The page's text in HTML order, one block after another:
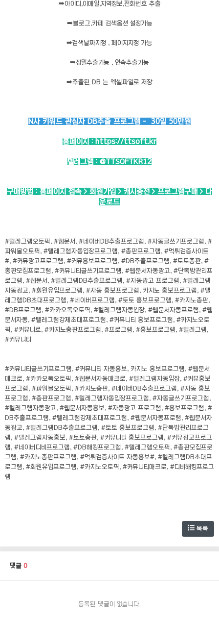
➡️아이디,이메일,지역정보,전화번호 추출
➡️블로그,카페 검색옵션 설정가능
➡️검색날짜지정 , 페이지지정 가능
➡️정밀추출기능 , 연속추출기능
➡️추출된 DB 는 엑셀파일로 저장
N사 키워드 관심자 DB추출 프로그램 - 30일 50만원
홈페이지 : https://ttsoft.kr
텔레그램 : @TTSOFTKR12
구매방법 : 홈페이지 접속 > 회원가입 > 캐시충전 > 프로그램구매 > 다
운로드
#텔레그램오토픽, #웹문서, #네이버DB추출프로그램, #자동글쓰기프로그램, #
파워볼오토픽, #텔레그램자동입장프로그램, #총판프로그램, #먹튀검증사이트
#, #커뮤광고프로그램, #커뮤홍보프로그램, #DB추출프로그램, #토토총판, #
총판모집프로그램, #커뮤니티글쓰기프로그램, #웹문서자동광고, #단톡방관리프
로그램, #웹문서, #텔레그램DB추출프로그램, #자동광고 프로그램, #텔레그램
자동광고, #회원유입프로그램, #자동 홍보프로그램, 카지노 홍보프로그램, #텔
레그램DB초대프로그램, #네이버프로그램, #토토 홍보프로그램, #카지노총판,
#DB프로그램, #카카오톡오토픽, #텔레그램자동입장, #웹문서자동프로램, #웹
문서자동, #텔레그램강제초대프로그램, #커뮤니티 홍보프로그램, #카지노오토
픽, #커뮤니로, #카지노총판프로그램, #프로그램, #홍보프로그램, #텔레그램,
#커뮤니티
#커뮤니티글쓰기프로그램, #커뮤니티 자동홍보, 카지노 홍보프로그램, #웹문서
매크로, #카카오톡오토픽, #웹문서자동매크로, #텔레그램자동입장, #커뮤홍보
프로그램, #파워볼오토픽, #카지노총판, #네이버DB추출프로그램, #자동 홍보
프로그램, #총판프로그램, #텔레그램자동입장프로그램, #자동글쓰기프로그램,
#텔레그램자동광고, #웹문서자동홍보, #자동광고 프로그램, #홍보프로그램, #
DB추출프로그램, #텔레그램강제초대프로그램, #웹문서자동프로램, #웹문서자
동광고, #텔레그램DB추출프로그램, #토토 홍보프로그램, #단톡방관리프로그
램, #텔레그램자동홍보, #토토총판, #커뮤니티 홍보프로그램, #커뮤광고프로그
램, #네이버디비프로그램, #DB해킹프로그램, #텔레그램오토픽, #총판모집프로
그램, #카지노총판프로그램, #먹튀검증사이트 자동홍보#, #텔레그램DB초대프
로그램, #회원유입프로그램, #카지노오토픽, #커뮤니티매크로, #디비해킹프로그
램
목록
댓글 0
등록된 댓글이 없습니다.